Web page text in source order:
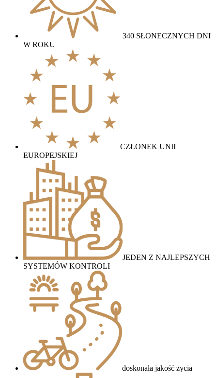
340 SŁONECZNYCH DNI
W ROKU
CZŁONEK UNII
EUROPEJSKIEJ
JEDEN Z NAJLEPSZYCH
SYSTEMÓW KONTROLI
doskonała jakość życia